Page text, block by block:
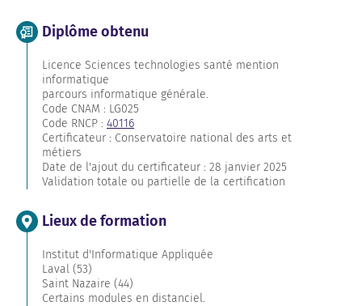
Diplôme obtenu
Licence Sciences technologies santé mention
informatique
parcours informatique générale.
Code CNAM : LG025
Code RNCP : 40116
Certificateur : Conservatoire national des arts et
métiers
Date de l'ajout du certificateur : 28 janvier 2025
Validation totale ou partielle de la certification
Lieux de formation
Institut d'Informatique Appliquée
Laval (53)
Saint Nazaire (44)
Certains modules en distanciel.